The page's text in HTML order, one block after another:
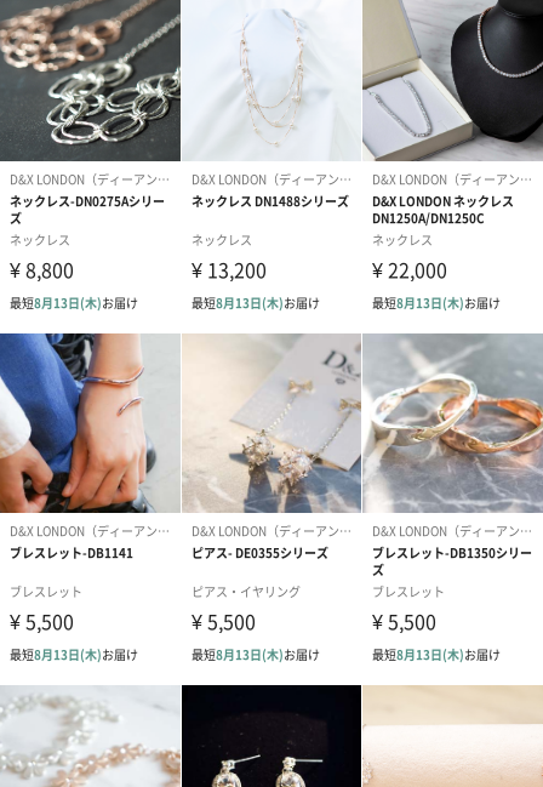
オプション
ラッピング；有料
紙袋；ラッピングご選択のお客様のみ
メッセージカード：無料
熨斗：不可
商品オプション情報
ラッピング
あり（400円）
メッセージカード